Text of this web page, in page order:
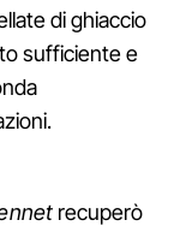
di ghiaccio
sufficiente e
recuperò